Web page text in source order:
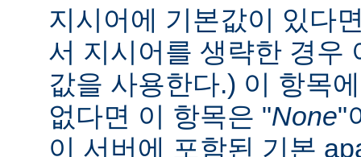
지시어에 기본값이 있다
서 지시어를 생략한 경우
값을 사용한다.) 이 항목
없다면 이 항목은 "None"
이 서버에 포함된 기본